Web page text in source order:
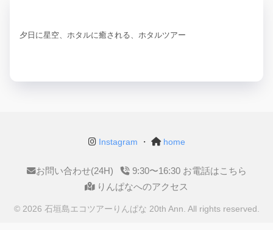
夕日に星空、ホタルに癒される、ホタルツアー
Instagram ・ home
お問い合わせ(24H)
9:30〜16:30 お電話はこちら
りんぱなへのアクセス
© 2026 石垣島エコツアーりんぱな 20th Ann. All rights reserved.